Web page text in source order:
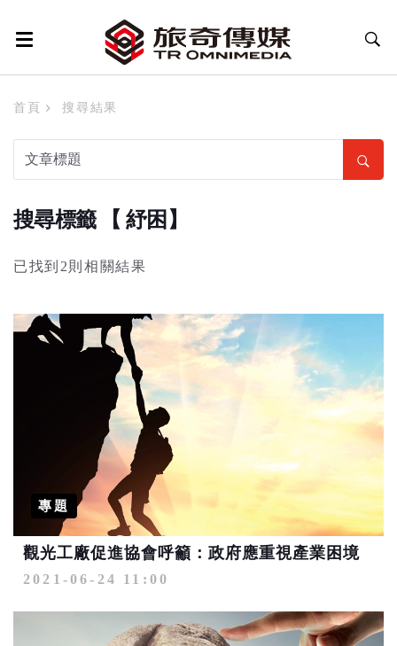
首頁 搜尋結果
搜尋標籤 【 紓困】
已找到2則相關結果
專題
觀光工廠促進協會呼籲：政府應重視產業困境
2021-06-24 11:00